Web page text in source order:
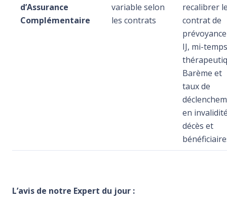
d’Assurance
Complémentaire
variable selon
les contrats
recalibrer
contrat de
IJ, mi-temps
Barème et
taux de
en
décès et
L’avis de notre Expert du jour :